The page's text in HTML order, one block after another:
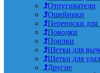
Отпугиватели
Ошейники
Переноски
Поводки
Поилки
Щетки для
Щетки для
Другие